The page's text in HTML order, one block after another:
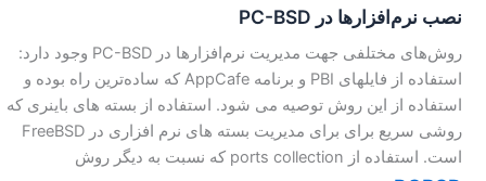
نصب نرم‌افزار‌ها در PC-BSD
روش‌های مختلفی جهت مدیریت نرم‌افزارها در PC-BSD وجود دارد:
استفاده از فایلهای PBI و برنامه AppCafe که ساده‌ترین راه بوده و
استفاده از این روش توصیه می شود. استفاده از بسته های باینری که
روشی سریع برای برای مدیریت بسته های نرم افزاری در FreeBSD
است. استفاده از ports collection که نسبت به دیگر روش